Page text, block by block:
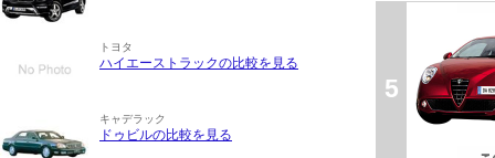
トヨタ
ハイエーストラックの比較を見る
キャデラック
ドゥビルの比較を見る
5